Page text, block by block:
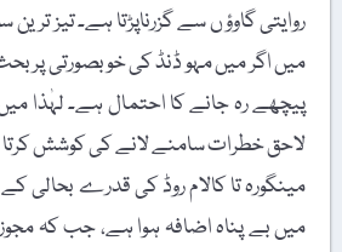
روایتی گاوؤ ں سے گزرناپڑتا ہے۔ تیز
میں اگر میں مہو ڈنڈ کی خوبصورتی پر
پیچھے رہ جانے کا احتمال ہے۔ لہٰذا
لاحق خطرات سامنے لانے کی کوشش
مینگورہ تا کالام روڈ کی قدرے بحالی
میں بے پناہ اضافہ ہوا ہے، جب کہ